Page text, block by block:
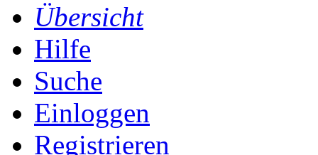
Übersicht
Hilfe
Suche
Einloggen
Registrieren